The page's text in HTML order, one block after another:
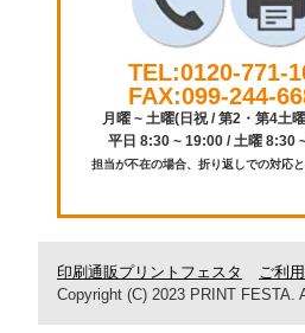
TEL:0120-771-
FAX:099-244-
月曜 ~ 土曜(日祝 / 第2・第4土
平日 8:30 ~ 19:00 / 土曜 8:30
担当が不在の場合、折り返しでの対応と
印刷通販プリントフェスタ ご利
Copyright (C) 2023 PRINT FESTA.